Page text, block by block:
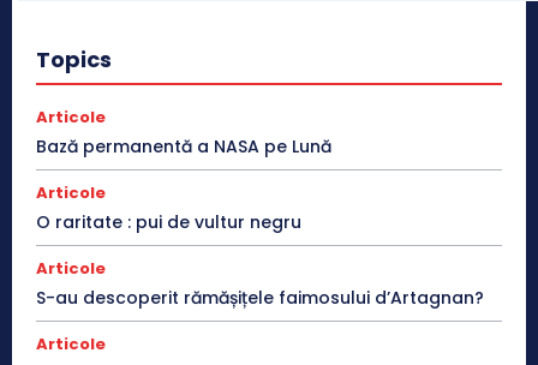
Topics
Articole
Bază permanentă a NASA pe Lună
Articole
O raritate : pui de vultur negru
Articole
S-au descoperit rămășițele faimosului d’Artagnan?
Articole